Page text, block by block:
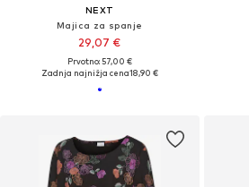
NEXT
Majica za spanje
29,07 €
Prvotno: 57,00 €
Zadnja najnižja cena18,90 €